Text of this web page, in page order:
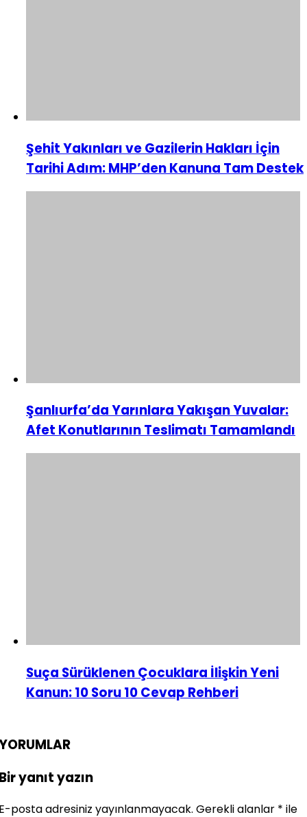
Şehit Yakınları ve Gazilerin Hakları İçin
Tarihi Adım: MHP’den Kanuna Tam Destek
Şanlıurfa’da Yarınlara Yakışan Yuvalar:
Afet Konutlarının Teslimatı Tamamlandı
Suça Sürüklenen Çocuklara İlişkin Yeni
Kanun: 10 Soru 10 Cevap Rehberi
yanıt yazın
posta adresiniz yayınlanmayacak. Gerekli alanlar * ile